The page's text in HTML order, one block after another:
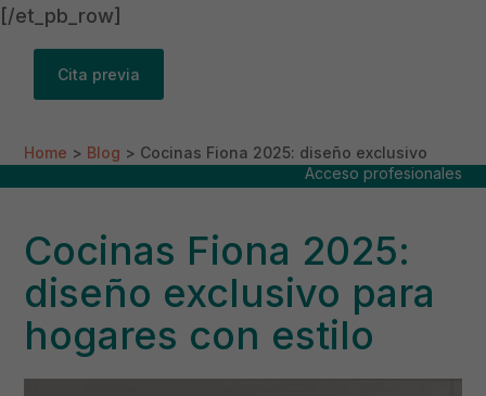
[/et_pb_row]
Cita previa
Acceso profesionales
Home > Blog > Cocinas Fiona 2025: diseño exclusivo
Cocinas Fiona 2025:
diseño exclusivo para
hogares con estilo